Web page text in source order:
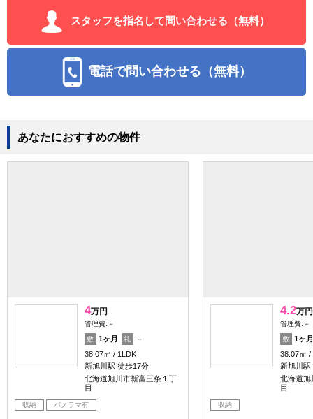
スタッフを指名して問い合わせる（無料）
電話で問い合わせる（無料）
あなたにおすすめの物件
4万円
管理費:－
敷 1ヶ月 礼
－
38.07㎡
1LDK
新旭川駅 徒歩17分
北海道旭川市新富三条１丁
目
収納 パノラマ有
4.2万円
管理費:－
敷
1ヶ月
38.07㎡
新旭川駅
北海道旭
目
収納